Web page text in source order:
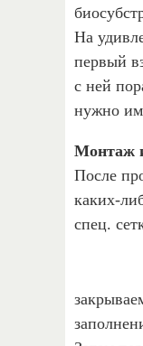
На
первый
с ней
нужно
Монтаж
После
каких-
спец.